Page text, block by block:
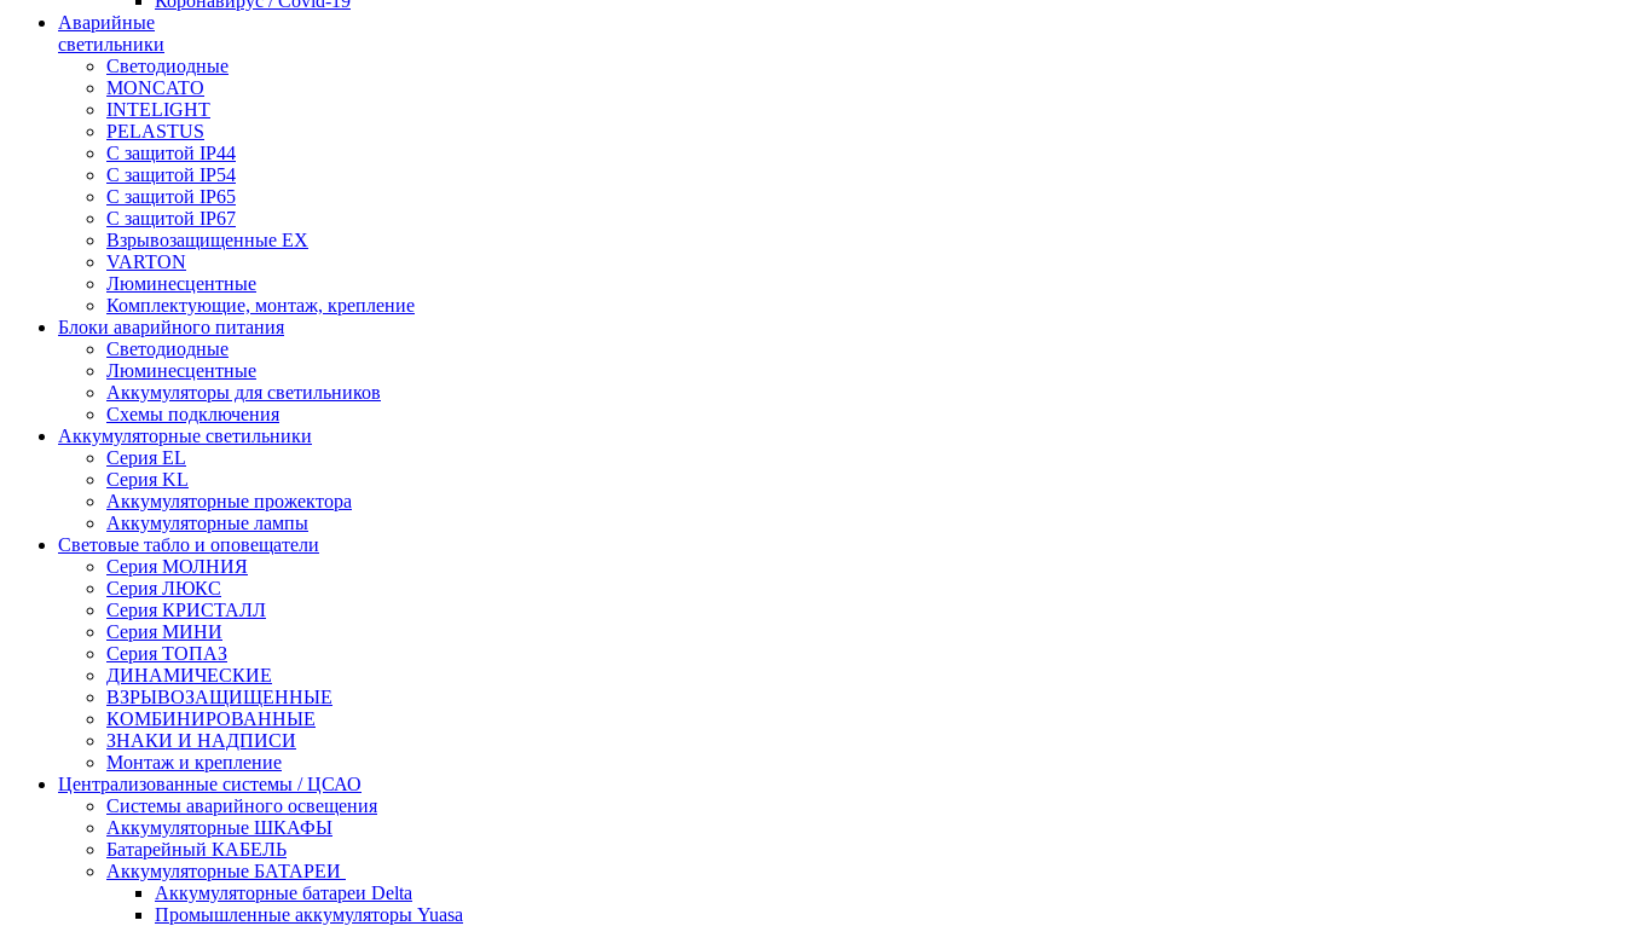
Аварийные
светильники
Светодиодные
MONCATO
INTELIGHT
PELASTUS
С защитой IP44
С защитой IP54
С защитой IP65
С защитой IP67
Взрывозащищенные EX
VARTON
Люминесцентные
Комплектующие, монтаж, крепление
Блоки аварийного питания
Светодиодные
Люминесцентные
Аккумуляторы для светильников
Схемы подключения
Аккумуляторные светильники
Серия EL
Серия KL
Аккумуляторные прожектора
Аккумуляторные лампы
Световые табло и оповещатели
Серия МОЛНИЯ
Серия ЛЮКС
Серия КРИСТАЛЛ
Серия МИНИ
Серия ТОПАЗ
ДИНАМИЧЕСКИЕ
ВЗРЫВОЗАЩИЩЕННЫЕ
КОМБИНИРОВАННЫЕ
ЗНАКИ И НАДПИСИ
Монтаж и крепление
Централизованные системы / ЦСАО
Системы аварийного освещения
Аккумуляторные ШКАФЫ
Батарейный КАБЕЛЬ
Аккумуляторные БАТАРЕИ
Аккумуляторные батареи Delta
Промышленные аккумуляторы Yuasa